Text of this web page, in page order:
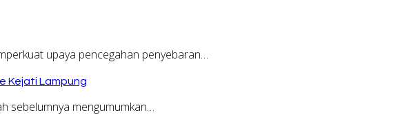
upaya pencegahan penyebaran…
Kejati Lampung
sebelumnya mengumumkan…